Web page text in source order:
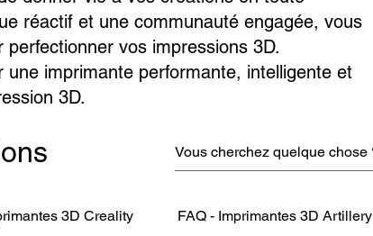
réactif et une communauté engagée, vous
vos impressions 3D.
imprimante performante, intelligente et
3D.
3D Creality FAQ - Imprimantes 3D Artillery